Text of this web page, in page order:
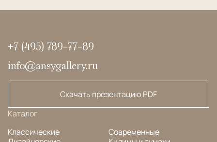
+7 (495) 789-77-89
info@ansygallery.ru
Скачать презентацию PDF
Каталог
Классические
Современные